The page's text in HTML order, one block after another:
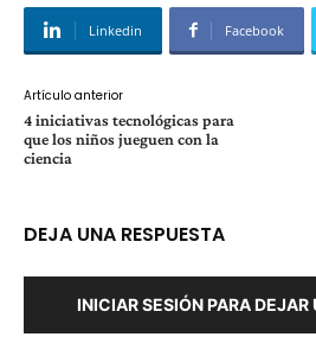
Linkedin Facebook
Artículo anterior
4 iniciativas tecnológicas para
que los niños jueguen con la
ciencia
DEJA UNA RESPUESTA
INICIAR SESIÓN PARA